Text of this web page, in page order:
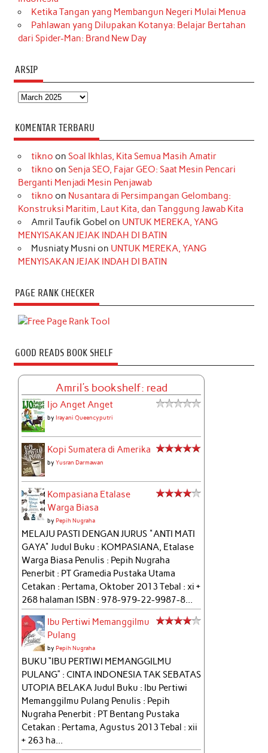
Ketika Tangan yang Membangun Negeri Mulai Menua
Pahlawan yang Dilupakan Kotanya: Belajar Bertahan
dari Spider-Man: Brand New Day
ARSIP
Arsip
KOMENTAR TERBARU
tikno on Soal Ikhlas, Kita Semua Masih Amatir
tikno on Senja SEO, Fajar GEO: Saat Mesin Pencari
Berganti Menjadi Mesin Penjawab
tikno on Nusantara di Persimpangan Gelombang:
Konstruksi Maritim, Laut Kita, dan Tanggung Jawab Kita
Amril Taufik Gobel on UNTUK MEREKA, YANG
MENYISAKAN JEJAK INDAH DI BATIN
Musniaty Musni on UNTUK MEREKA, YANG
MENYISAKAN JEJAK INDAH DI BATIN
PAGE RANK CHECKER
GOOD READS BOOK SHELF
Amril's bookshelf: read
Ijo Anget Anget
byIrayani Queencyputri
Kopi Sumatera di Amerika
byYusran Darmawan
Kompasiana Etalase
Warga Biasa
byPepih Nugraha
MELAJU PASTI DENGAN JURUS "ANTI MATI
GAYA" Judul Buku : KOMPASIANA, Etalase
Warga Biasa Penulis : Pepih Nugraha
Penerbit : PT Gramedia Pustaka Utama
Cetakan : Pertama, Oktober 2013 Tebal : xi +
268 halaman ISBN : 978-979-22-9987-8...
Ibu Pertiwi Memanggilmu
Pulang
byPepih Nugraha
BUKU “IBU PERTIWI MEMANGGILMU
PULANG” : CINTA INDONESIA TAK SEBATAS
UTOPIA BELAKA Judul Buku : Ibu Pertiwi
Memanggilmu Pulang Penulis : Pepih
Nugraha Penerbit : PT Bentang Pustaka
Cetakan : Pertama, Agustus 2013 Tebal : xii
+ 263 ha...